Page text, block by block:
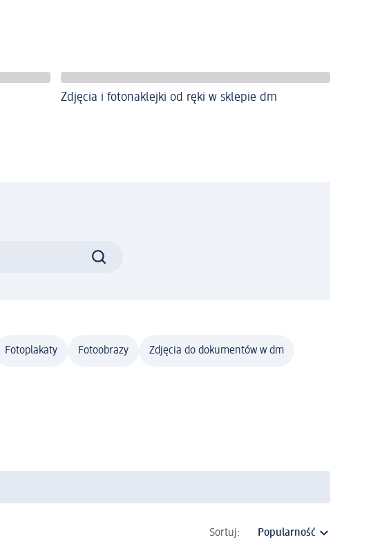
Zdjęcia i fotonaklejki od ręki w sklepie dm
Fotoplakaty Fotoobrazy Zdjęcia do dokumentów w dm
Sortuj: